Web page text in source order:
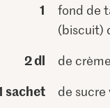
1
fond de
(biscuit)
2 dl de crème
sachet de sucre